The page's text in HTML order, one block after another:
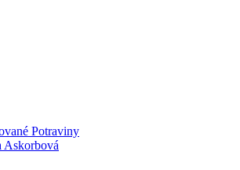
Potraviny
Askorbová